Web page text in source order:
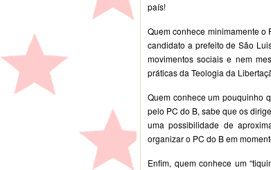
país!
Quem conhece minimamente o
candidato a prefeito de São
movimentos sociais e nem
práticas da Teologia da
Quem conhece um pouquinho
pelo PC do B, sabe que os
uma possibilidade de
organizar o PC do B em
Enfim, quem conhece um